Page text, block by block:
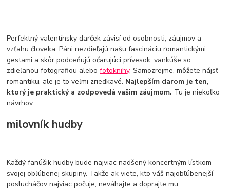
Umývadlá
Rohové umývadlá
Zlaté umývadlá
Zápustné umývadlá
sprchový záves
vodovodná batéria
čierna kúpelňová batéria
vaňa retro
voľne stojaca vaňa
Nákup tovaru pre firmy bez DPH
Bez DPH
Ako znížiť náklady
Ako znížiť náklady na firmu
szco nakup bez dph
szco nakup bez dph nakupovanie na firmu bez dph
Perfektný valentínsky darček závisí od osobnosti, záujmov a
vzťahu človeka. Páni nezdieľajú našu fascináciu romantickými
gestami a skôr podceňujú očarujúci prívesok, vankúše so
zdieľanou fotografiou alebofotoknihy. Samozrejme, môžete nájsť
romantiku, ale je to veľmi zriedkavé. Najlepším darom je ten,
ktorý je praktický a zodpovedá vašim záujmom. Tu je niekoľko
návrhov.
milovník hudby
Každý fanúšik hudby bude najviac nadšený koncertným lístkom
svojej obľúbenej skupiny. Takže ak viete, kto váš najobľúbenejší
poslucháčov najviac počuje, neváhajte a doprajte mu